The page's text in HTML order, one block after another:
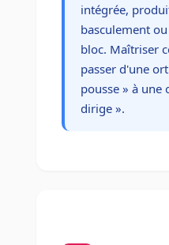
intégrée,
basculement
bloc. Maîtriser
passer d'une
pousse » à
dirige ».